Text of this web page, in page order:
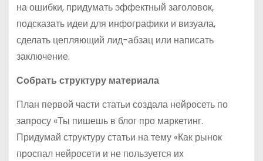
на ошибки, придумать эффектный заголовок,
подсказать идеи для инфографики и визуала,
сделать цепляющий лид-абзац или написать
заключение.
Собрать структуру материала
План первой части статьи создала нейросеть по
запросу «Ты пишешь в блог про маркетинг.
Придумай структуру статьи на тему «Как рынок
проспал нейросети и не пользуется их